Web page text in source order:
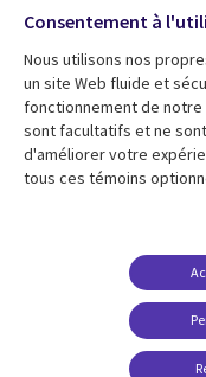
Ressources
Library
CANADA
Articles
Communiqués
Media
CANADA
Consentement à
Nous utilisons nos
un site Web fluide et
fonctionnement de
sont facultatifs et ne
d'améliorer votre
tous ces témoins